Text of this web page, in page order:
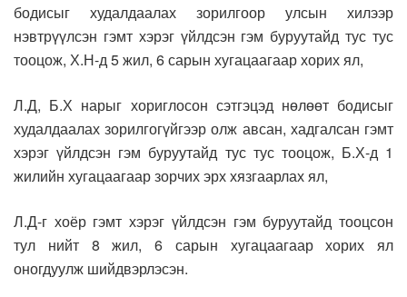
бодисыг худалдаалах зорилгоор улсын хилээр
нэвтрүүлсэн гэмт хэрэг үйлдсэн гэм буруутайд тус тус
тооцож, Х.Н-д 5 жил, 6 сарын хугацаагаар хорих ял,
Л.Д, Б.Х нарыг хориглосон сэтгэцэд нөлөөт бодисыг
худалдаалах зорилгогүйгээр олж авсан, хадгалсан гэмт
хэрэг үйлдсэн гэм буруутайд тус тус тооцож, Б.Х-д 1
жилийн хугацаагаар зорчих эрх хязгаарлах ял,
Л.Д-г хоёр гэмт хэрэг үйлдсэн гэм буруутайд тооцсон
тул нийт 8 жил, 6 сарын хугацаагаар хорих ял
оногдуулж шийдвэрлэсэн.